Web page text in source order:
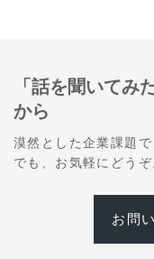
「話を聞いてみ
から
漠然とした企業課題
でも、お気軽にどうぞ
お問